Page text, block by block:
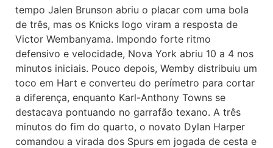
tempo Jalen Brunson abriu o placar com uma bola
de três, mas os Knicks logo viram a resposta de
Victor Wembanyama. Impondo forte ritmo
defensivo e velocidade, Nova York abriu 10 a 4 nos
minutos iniciais. Pouco depois, Wemby distribuiu um
toco em Hart e converteu do perímetro para cortar
a diferença, enquanto Karl-Anthony Towns se
destacava pontuando no garrafão texano. A três
minutos do fim do quarto, o novato Dylan Harper
comandou a virada dos Spurs em jogada de cesta e